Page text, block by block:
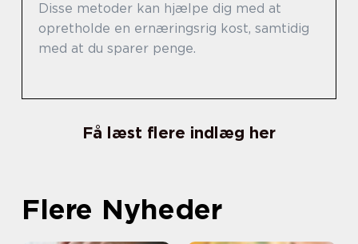
Disse metoder kan hjælpe dig med at
opretholde en ernæringsrig kost, samtidig
med at du sparer penge.
Få læst flere indlæg her
Flere Nyheder